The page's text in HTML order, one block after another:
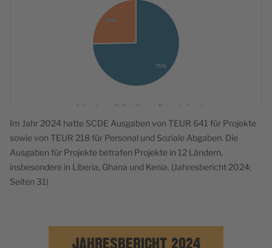
Im Jahr 2024 hatte SCDE Ausgaben von TEUR 641 für Projekte
sowie von TEUR 218 für Personal und Soziale Abgaben. Die
Ausgaben für Projekte betrafen Projekte in 12 Ländern,
insbesondere in Liberia, Ghana und Kenia. (Jahresbericht 2024;
Seiten 31)
JAHRESBERICHT 2024